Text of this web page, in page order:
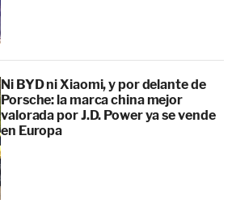
Ni BYD ni Xiaomi, y por delante de
Porsche: la marca china mejor
valorada por J.D. Power ya se vende
en Europa